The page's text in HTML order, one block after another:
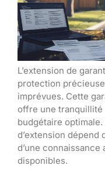
L’extension de
protection
imprévues. Cette
offre une tranquillité
budgétaire optimale.
d’extension dépend
d’une
disponibles.